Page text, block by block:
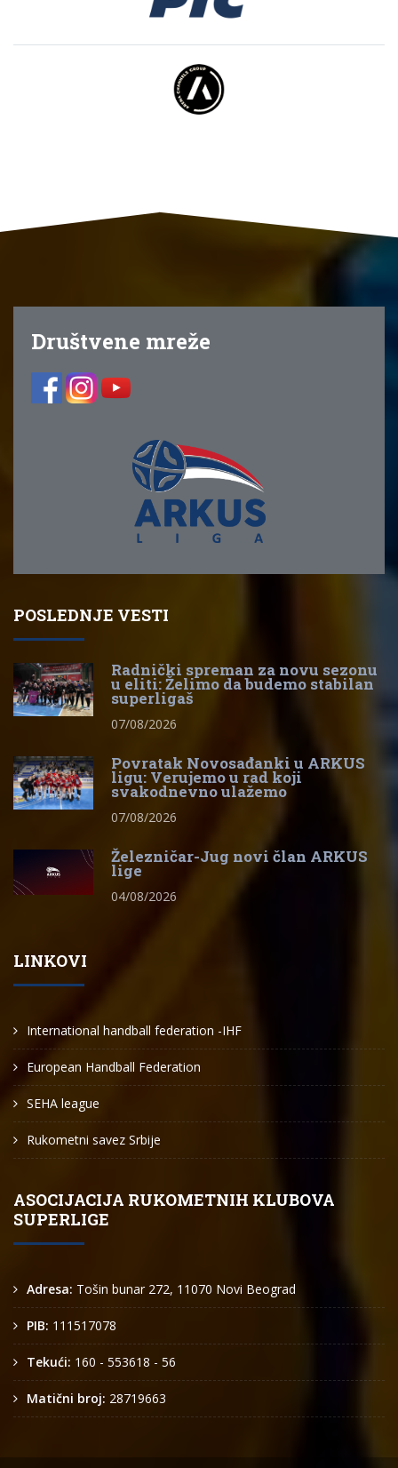
Društvene mreže
POSLEDNJE VESTI
Radnički spreman za novu sezonu
u eliti: Želimo da budemo stabilan
superligaš
07/08/2026
Povratak Novosađanki u ARKUS
ligu: Verujemo u rad koji
svakodnevno ulažemo
07/08/2026
Železničar-Jug novi član ARKUS
lige
04/08/2026
LINKOVI
International handball federation -IHF
European Handball Federation
SEHA league
Rukometni savez Srbije
ASOCIJACIJA RUKOMETNIH KLUBOVA
SUPERLIGE
Adresa: Tošin bunar 272, 11070 Novi Beograd
PIB: 111517078
Tekući: 160 - 553618 - 56
Matični broj: 28719663